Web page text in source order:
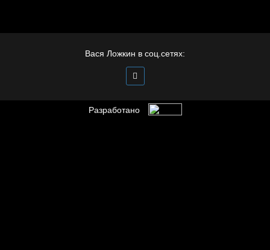
Вася Ложкин в соц.сетях:
Разработано